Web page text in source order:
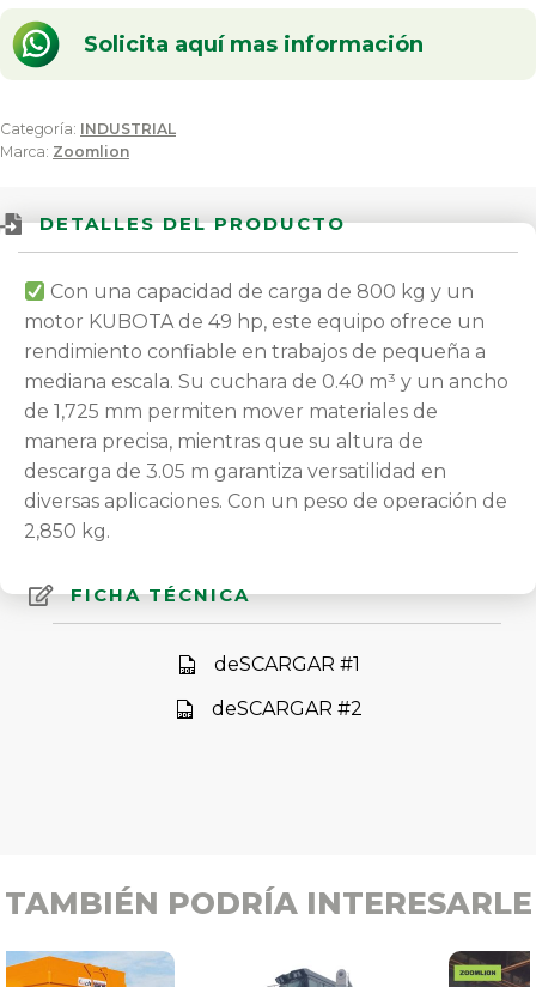
Solicita aquí mas información
Categoría: INDUSTRIAL
Marca: Zoomlion
DETALLES DEL PRODUCTO
Con una capacidad de carga de 800 kg y un
motor KUBOTA de 49 hp, este equipo ofrece un
rendimiento confiable en trabajos de pequeña a
mediana escala. Su cuchara de 0.40 m³ y un ancho
de 1,725 mm permiten mover materiales de
manera precisa, mientras que su altura de
descarga de 3.05 m garantiza versatilidad en
diversas aplicaciones. Con un peso de operación de
2,850 kg.
FICHA TÉCNICA
deSCARGAR #1
deSCARGAR #2
TAMBIÉN PODRÍA INTERESARLE